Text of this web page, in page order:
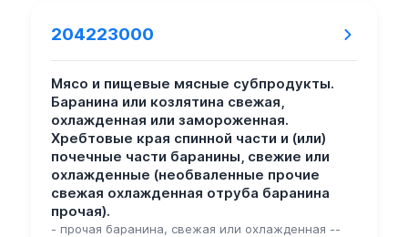
204223000
Мясо и пищевые мясные субпродукты.
Баранина или козлятина свежая,
охлажденная или замороженная.
Хребтовые края спинной части и (или)
почечные части баранины, свежие или
охлажденные (необваленные прочие
свежая охлажденная отруба баранина
прочая).
- прочая баранина, свежая или охлажденная --